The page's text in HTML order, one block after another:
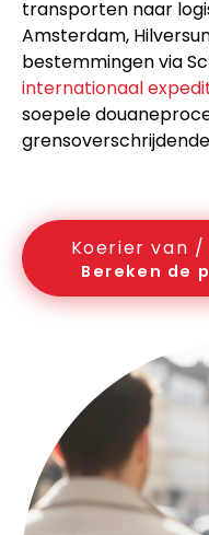
transporten naar
Amsterdam,
bestemmingen via
internationaal
soepele
Koerier van
Bereken de